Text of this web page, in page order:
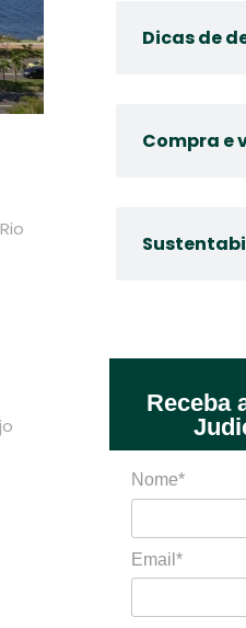
Dicas de
Compra e
Receba
Nome*
Email*